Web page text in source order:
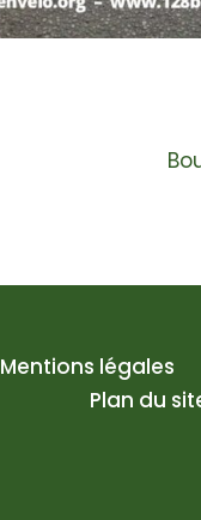
Mentions légales
Plan du